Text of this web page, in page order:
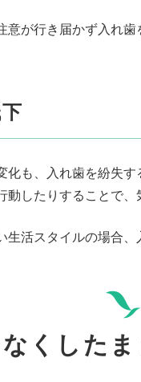
意が行き届かず入れ
化も、入れ歯を紛失
したりすることで
生活スタイルの場合
くした